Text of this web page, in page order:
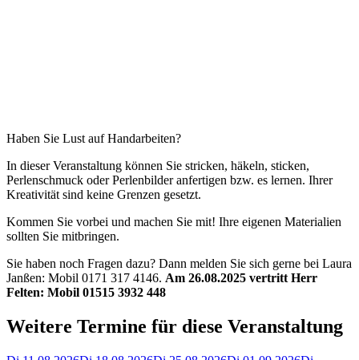
Haben Sie Lust auf Handarbeiten?
In dieser Veranstaltung können Sie stricken, häkeln, sticken,
Perlenschmuck oder Perlenbilder anfertigen bzw. es lernen. Ihrer
Kreativität sind keine Grenzen gesetzt.
Kommen Sie vorbei und machen Sie mit! Ihre eigenen Materialien
sollten Sie mitbringen.
Sie haben noch Fragen dazu? Dann melden Sie sich gerne bei Laura
Janßen: Mobil 0171 317 4146. Am 26.08.2025 vertritt Herr
Felten: Mobil 01515 3932 448
Weitere Termine für diese Veranstaltung